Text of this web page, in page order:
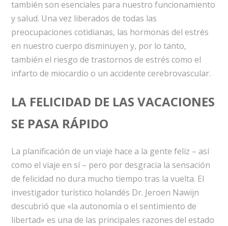
también son esenciales para nuestro funcionamiento
y salud. Una vez liberados de todas las
preocupaciones cotidianas, las hormonas del estrés
en nuestro cuerpo disminuyen y, por lo tanto,
también el riesgo de trastornos de estrés como el
infarto de miocardio o un accidente cerebrovascular.
LA FELICIDAD DE LAS VACACIONES
SE PASA RÁPIDO
La planificación de un viaje hace a la gente feliz – así
como el viaje en sí – pero por desgracia la sensación
de felicidad no dura mucho tiempo tras la vuelta. El
investigador turístico holandés Dr. Jeroen Nawijn
descubrió que «la autonomía o el sentimiento de
libertad» es una de las principales razones del estado